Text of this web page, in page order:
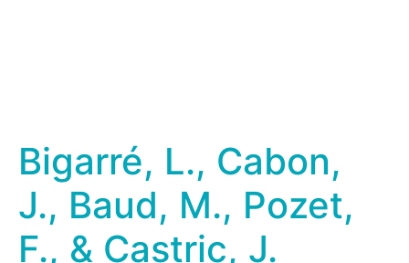
Bigarré, L., Cabon,
J., Baud, M., Pozet,
F., & Castric, J.